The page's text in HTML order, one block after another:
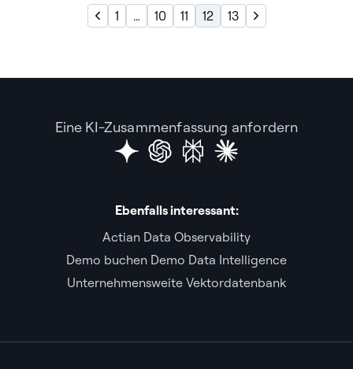
1 … 10 11 12 13
Eine KI-Zusammenfassung anfordern
Ebenfalls interessant:
Actian Data Observability
Demo buchen Demo Data Intelligence
Unternehmensweite Vektordatenbank